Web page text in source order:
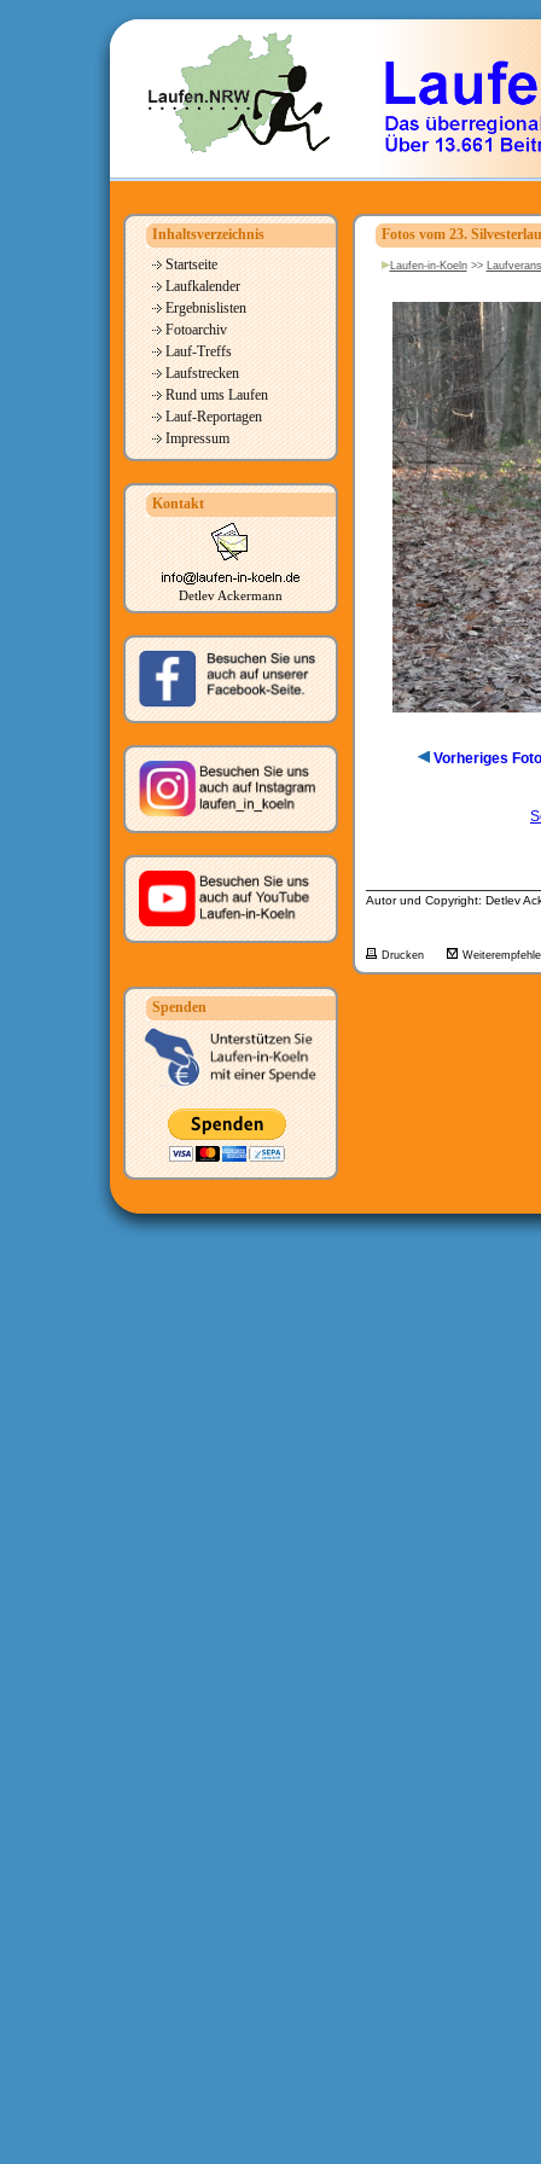
Inhaltsverzeichnis
Startseite
Laufkalender
Ergebnislisten
Fotoarchiv
Lauf-Treffs
Laufstrecken
Rund ums Laufen
Lauf-Reportagen
Impressum
Kontakt
Detlev Ackermann
Spenden
Fotos vom 23.
Laufen-in-Koeln>>
Vorheriges Foto
Autor und Copyright: Detlev
Drucken